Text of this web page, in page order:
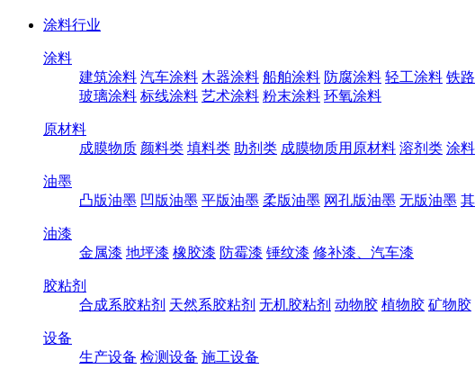
涂料行业
涂料
建筑涂料 汽车涂料 木器涂料 船舶涂料 防腐涂料 轻工涂料 铁
玻璃涂料 标线涂料 艺术涂料 粉末涂料 环氧涂料
原材料
成膜物质 颜料类 填料类 助剂类 成膜物质用原材料 溶剂类 涂料
油墨
凸版油墨 凹版油墨 平版油墨 柔版油墨 网孔版油墨 无版油墨
油漆
金属漆 地坪漆 橡胶漆 防霉漆 锤纹漆 修补漆、汽车漆
胶粘剂
合成系胶粘剂 天然系胶粘剂 无机胶粘剂 动物胶 植物胶 矿物胶
设备
生产设备 检测设备 施工设备